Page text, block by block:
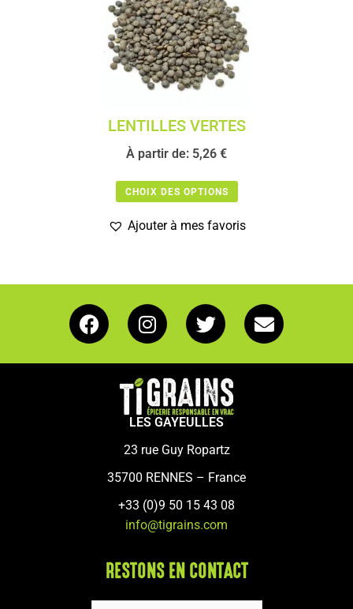
LENTILLES VERTES
À partir de: 5,26 €
CHOIX DES OPTIONS
Ajouter à mes favoris
LES GAYEULLES
23 rue Guy Ropartz
35700 RENNES – France
+33 (0)9 50 15 43 08
info@tigrains.com
RESTONS EN CONTACT